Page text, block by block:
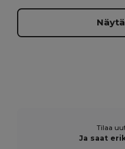
Tilaa
Ja saat